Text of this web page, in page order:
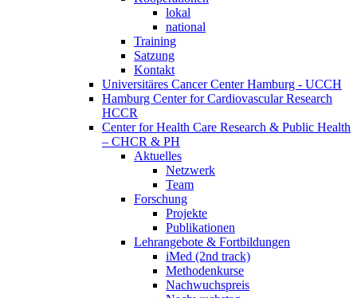
lokal
national
Training
Satzung
Kontakt
Universitäres Cancer Center Hamburg - UCCH
Hamburg Center for Cardiovascular Research
HCCR
Center for Health Care Research & Public Health
– CHCR & PH
Aktuelles
Netzwerk
Team
Forschung
Projekte
Publikationen
Lehrangebote & Fortbildungen
iMed (2nd track)
Methodenkurse
Nachwuchspreis